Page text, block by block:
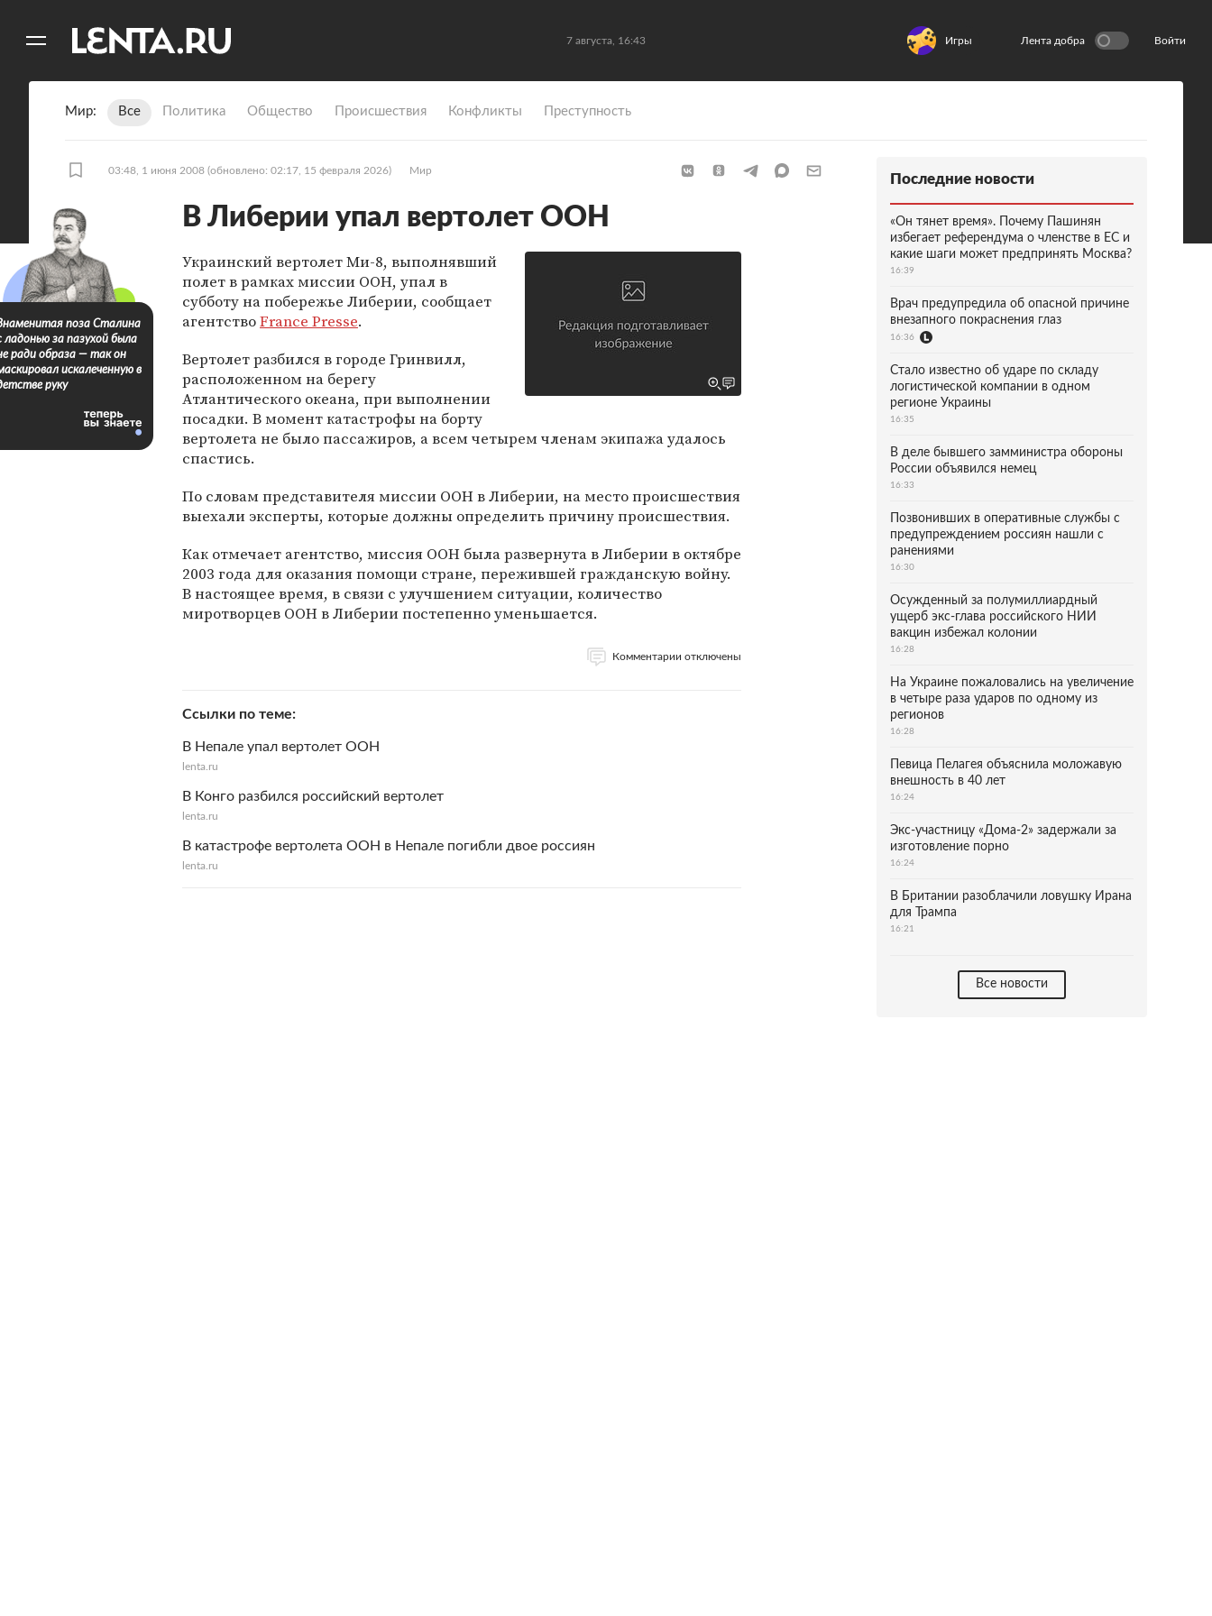
7 августа, 16:43 Игры Лента добра Войти
Мир Все Политика Общество Происшествия Конфликты Преступность
03:48, 1 июня 2008 (обновлено: 02:17, 15 февраля 2026) Мир
В Либерии упал вертолет ООН
Украинский вертолет Ми-8, выполнявший
полет в рамках миссии ООН, упал в
субботу на побережье Либерии, сообщает
агентствоFrance Presse.
Вертолет разбился в городе Гринвилл,
расположенном на берегу
Атлантического океана, при выполнении
посадки. В момент катастрофы на борту
вертолета не было пассажиров, а всем четырем членам экипажа удалось
спастись.
По словам представителя миссии ООН в Либерии, на место происшествия
выехали эксперты, которые должны определить причину происшествия.
Как отмечает агентство, миссия ООН была развернута в Либерии в октябре
2003 года для оказания помощи стране, пережившей гражданскую войну.
В настоящее время, в связи с улучшением ситуации, количество
миротворцев ООН в Либерии постепенно уменьшается.
Комментарии отключены
Ссылки по теме
В Непале упал вертолет ООН
lenta.ru
В Конго разбился российский вертолет
lenta.ru
В катастрофе вертолета ООН в Непале погибли двое россиян
lenta.ru
поза Сталина
ладонью за пазухой была
ради образа — так он
искалеченную в
руку
Последние новости
«Он тянет время». Почему Пашинян
избегает референдума о членстве в ЕС и
какие шаги может предпринять Москва?
16:39
Врач предупредила об опасной причине
внезапного покраснения глаз
16:36
Стало известно об ударе по складу
логистической компании в одном
регионе Украины
16:35
В деле бывшего замминистра обороны
России объявился немец
16:33
Позвонивших в оперативные службы с
предупреждением россиян нашли с
ранениями
16:30
Осужденный за полумиллиардный
ущерб экс-глава российского НИИ
вакцин избежал колонии
16:28
На Украине пожаловались на увеличение
в четыре раза ударов по одному из
регионов
16:28
Певица Пелагея объяснила моложавую
внешность в 40 лет
16:24
Экс-участницу «Дома-2» задержали за
изготовление порно
16:24
В Британии разоблачили ловушку Ирана
для Трампа
16:21
Все новости